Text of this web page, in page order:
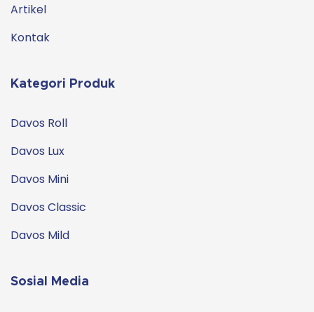
Artikel
Kontak
Kategori Produk
Davos Roll
Davos Lux
Davos Mini
Davos Classic
Davos Mild
Sosial Media